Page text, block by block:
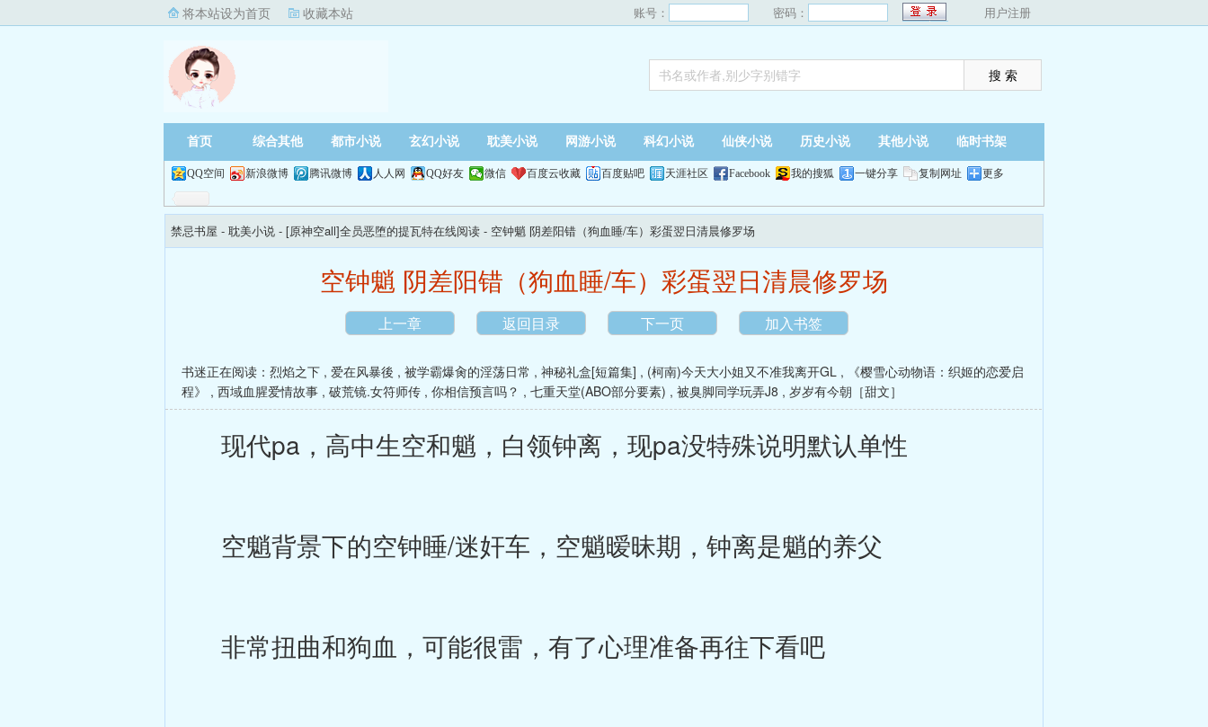
将本站设为首页 收藏本站 账号： 密码： 用户注册
首页 综合其他 都市小说 玄幻小说 耽美小说 网游小说 科幻小说 仙侠小说 历史小说 其他小说 临时书架
QQ空间 新浪微博 腾讯微博 人人网 QQ好友 微信 百度云收藏 百度贴吧 天涯社区 Facebook 我的搜狐 一键分享 复制网址 更多
禁忌书屋 - 耽美小说 - [原神空all]全员恶堕的提瓦特在线阅读 - 空钟魈 阴差阳错（狗血睡/车）彩蛋翌日清晨修罗场
空钟魈 阴差阳错（狗血睡/车）彩蛋翌日清晨修罗场
上一章 返回目录 下一页 加入书签
书迷正在阅读： 烈焰之下 , 爱在风暴後 , 被学霸爆肏的淫荡日常 , 神秘礼盒[短篇集] , (柯南)今天大小姐又不准我离开GL ,
《樱雪心动物语：织姬的恋爱启
程》
, 西域血腥爱情故事 , 破荒镜.女符师传 , 你相信预言吗？ , 七重天堂(ABO部分要素) , 被臭脚同学玩弄J8 , 岁岁有今朝［甜文］
现代pa，高中生空和魈，白领钟离，现pa没特殊说明默认单性
空魈背景下的空钟睡/迷奸车，空魈暧昧期，钟离是魈的养父
非常扭曲和狗血，可能很雷，有了心理准备再往下看吧